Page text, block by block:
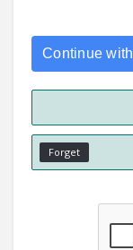
Continue with
Forget